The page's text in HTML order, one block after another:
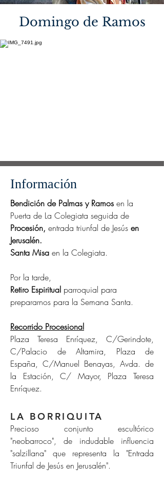
Domingo de Ramos
Información
Bendición de Palmas y Ramos en la
Puerta de La Colegiata seguida de
Procesión, entrada triunfal de Jesús en
Jerusalén.
Santa Misa en la Colegiata.
Por la tarde,
Retiro Espiritual parroquial para
prepararnos para la Semana Santa.
Recorrido Procesional
Plaza Teresa Enríquez, C/Gerindote,
C/Palacio de Altamira, Plaza de
España, C/Manuel Benayas, Avda. de
la Estación, C/ Mayor, Plaza Teresa
Enríquez.
LA BORRIQUITA
Precioso conjunto escultórico
"neobarroco", de indudable influencia
"salzillana" que representa la "Entrada
Triunfal de Jesús en Jerusalén".